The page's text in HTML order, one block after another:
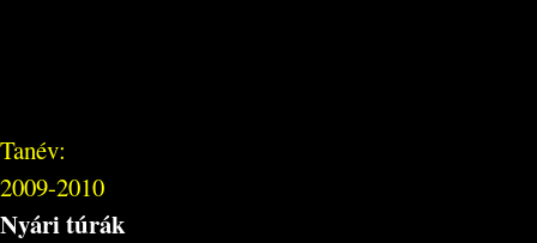
Tanév:
2009-2010
Nyári túrák